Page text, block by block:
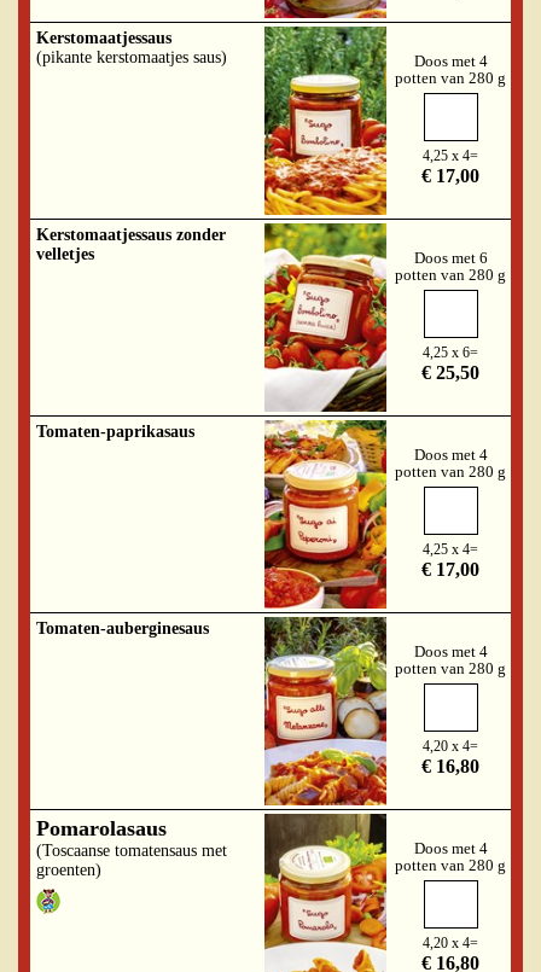
Kerstomaatjessaus
(pikante kerstomaatjes saus)
Doos met 4
potten van 280 g
4,25 x 4=
€ 17,00
Kerstomaatjessaus zonder
velletjes
Doos met 6
potten van 280 g
4,25 x 6=
€ 25,50
Tomaten-paprikasaus
Doos met 4
potten van 280 g
4,25 x 4=
€ 17,00
Tomaten-auberginesaus
Doos met 4
potten van 280 g
4,20 x 4=
€ 16,80
Pomarolasaus
(Toscaanse tomatensaus met
groenten)
Doos met 4
potten van 280 g
4,20 x 4=
€ 16,80